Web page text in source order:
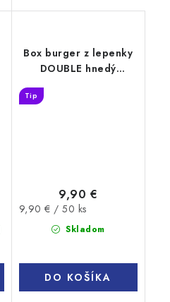
Box burger z lepenky
DOUBLE hnedý
Tip
Skladom
9,90 €
Jednotková
9,90 € / 50 ks
DO KOŠÍKA